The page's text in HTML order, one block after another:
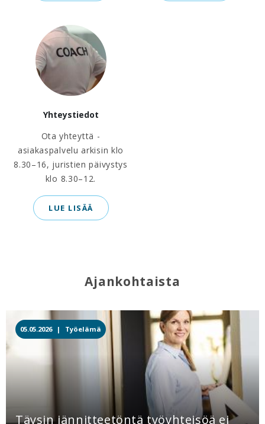
Yhteystiedot
Ota yhteyttä -
asiakaspalvelu arkisin klo
8.30–16, juristien päivystys
klo 8.30–12.
LUE LISÄÄ
Ajankohtaista
05.05.2026 | Työelämä
Täysin jännitteetöntä työyhteisöä ei